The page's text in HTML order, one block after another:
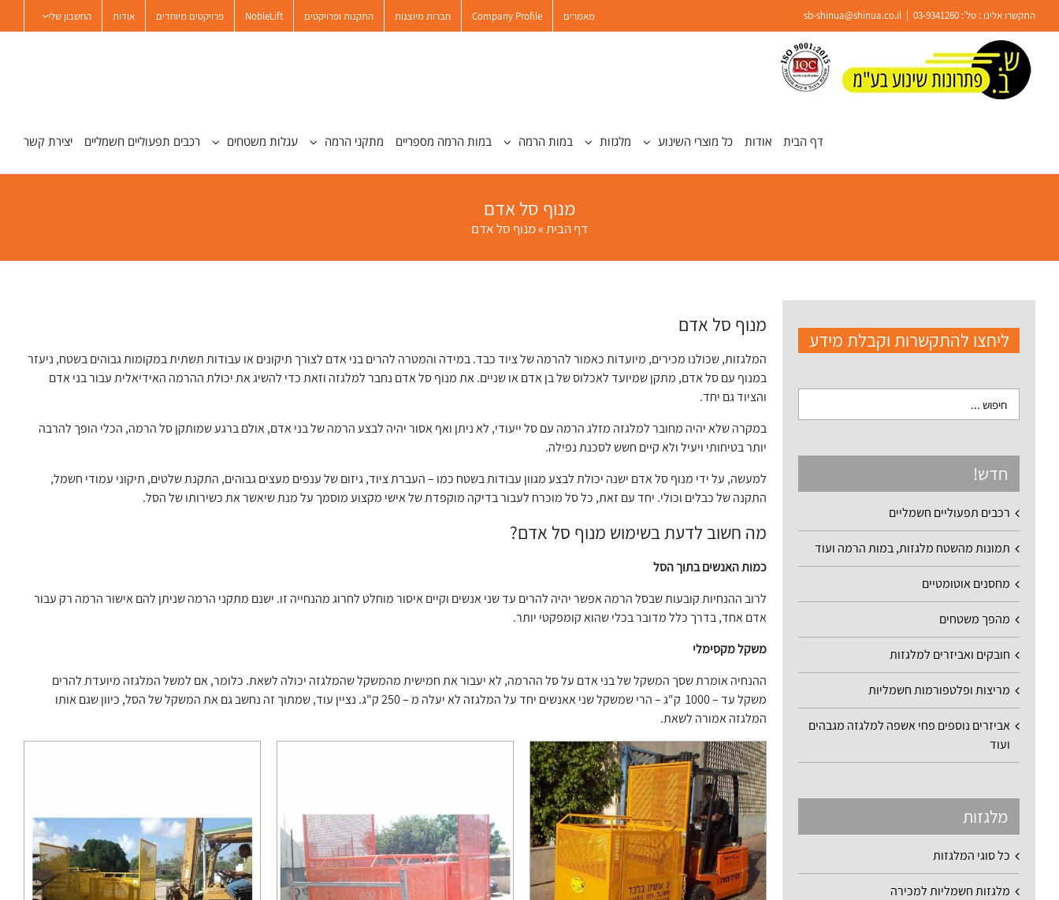
פתח סרגל נגישות
content
התקשרו אלינו : טל': 03-9341260
sb-shinua@shinua.co.il מאמרים Company Profile חברות מיוצגות התקנות ופרויקטים NobleLift פרויקטים מיוחדים אודות החשבון שלי
דף הבית אודות כל מוצרי השינוע מלגזות במות הרמה במות הרמה מספריים מתקני הרמה עגלות משטחים רכבים תפעוליים חשמליים יצירת קשר
מנוף סל אדם
דף הבית»מנוף סל אדם
מנוף סל אדם
המלגזות, שכולנו מכירים, מיועדות כאמור להרמה של ציוד כבד. במידה והמטרה להרים בני אדם לצורך תיקונים או עבודות תשתית במקומות גבוהים בשטח, ניעזר
במנוף עם סל אדם, מתקן שמיועד לאכלוס של בן אדם או שניים. את מנוף סל אדם נחבר למלגזה וזאת כדי להשיג את יכולת ההרמה האידיאלית עבור בני אדם
והציוד גם יחד.
במקרה שלא יהיה מחובר למלגזה מזלג הרמה עם סל ייעודי, לא ניתן ואף אסור יהיה לבצע הרמה של בני אדם, אולם ברגע שמותקן סל הרמה, הכלי הופך להרבה
יותר בטיחותי ויעיל ולא קיים חשש לסכנת נפילה.
למעשה, על ידי מנוף סל אדם ישנה יכולת לבצע מגוון עבודות בשטח כמו – העברת ציוד, גיזום של ענפים מעצים גבוהים, התקנת שלטים, תיקוני עמודי חשמל,
התקנה של כבלים וכולי. יחד עם זאת, כל סל מוכרח לעבור בדיקה מוקפדת של אישי מקצוע מוסמך על מנת שיאשר את כשירותו של הסל.
מה חשוב לדעת בשימוש מנוף סל אדם?
כמות האנשים בתוך הסל
לרוב ההנחיות קובעות שבסל הרמה אפשר יהיה להרים עד שני אנשים וקיים איסור מוחלט לחרוג מהנחייה זו. ישנם מתקני הרמה שניתן להם אישור הרמה רק עבור
אדם אחד, בדרך כלל מדובר בכלי שהוא קומפקטי יותר.
משקל מקסימלי
ההנחיה אומרת שסך המשקל של בני אדם על סל ההרמה, לא יעבור את חמישית מהמשקל שהמלגזה יכולה לשאת. כלומר, אם למשל המלגזה מיועדת להרים
משקל עד – 1000 ק"ג – הרי שמשקל שני אאנשים יחד על המלגזה לא יעלה מ – 250 ק"ג. נציין עוד, שמתוך זה נחשב גם את המשקל של הסל, כיוון שגם אותו
המלגזה אמורה לשאת.
ליחצו להתקשרות וקבלת מידע
חדש!
רכבים תפעוליים חשמליים
תמונות מהשטח מלגזות, במות הרמה ועוד
מחסנים אוטומטיים
מהפך משטחים
חובקים ואביזרים למלגזות
מריצות ופלטפורמות חשמליות
אביזרים נוספים פחי אשפה למלגזה מגבהים
ועוד
מלגזות
כל סוגי המלגזות
מלגזות חשמליות למכירה